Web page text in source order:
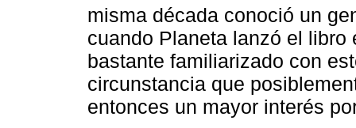
misma década conoció un
cuando Planeta lanzó el
bastante familiarizado con
circunstancia que
entonces un mayor interés